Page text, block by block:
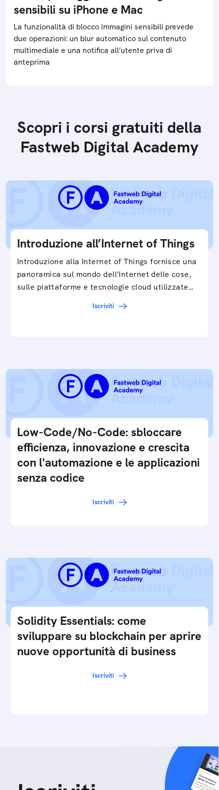
sensibili su iPhone e Mac
La funzionalità di blocco immagini sensibili prevede
due operazioni: un blur automatico sul contenuto
multimediale e una notifica all’utente priva di
anteprima
Scopri i corsi gratuiti della
Fastweb Digital Academy
Introduzione all’Internet of Things
Introduzione alla Internet of Things fornisce una
panoramica sul mondo dell’Internet delle cose,
sulle piattaforme e tecnologie cloud utilizzate
Iscriviti
Low-Code/No-Code: sbloccare
efficienza, innovazione e crescita
con l'automazione e le applicazioni
senza codice
Iscriviti
Solidity Essentials: come
sviluppare su blockchain per aprire
nuove opportunità di business
Iscriviti